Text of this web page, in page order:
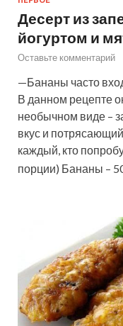
Десерт из
йогуртом и
Оставьте комментарий
—Бананы часто
В данном рецепте
необычном виде –
вкус и
каждый, кто
порции) Бананы –